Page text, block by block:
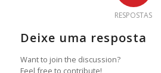
RESPOSTAS
Deixe uma resposta
Want to join the discussion?